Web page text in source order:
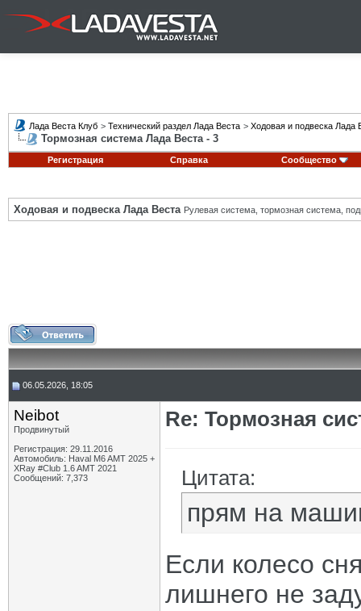
Лада Веста Клуб > Технический раздел Лада Веста > Ходовая и подвеска Лада
Тормозная система Лада Веста - 3
Регистрация Справка Сообщество
Ходовая и подвеска Лада Веста Рулевая система, тормозная система,
06.05.2026, 18:05
Neibot
Продвинутый
Регистрация: 29.11.2016
Автомобиль: Haval M6 AMT 2025 +
XRay #Club 1.6 AMT 2021
Сообщений: 7,373
Re: Тормозная
Цитата:
прям на
Если колесо
лишнего не